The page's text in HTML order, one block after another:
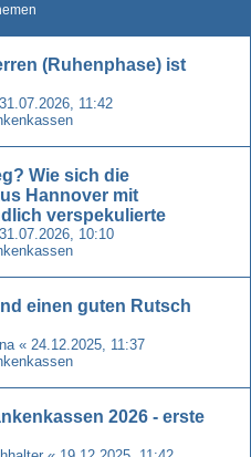
(Ruhenphase) ist
31.07.2026, 11:42
Wie sich die
Hannover mit
verspekulierte
31.07.2026, 10:10
einen guten Rutsch
« 24.12.2025, 11:37
2026 - erste